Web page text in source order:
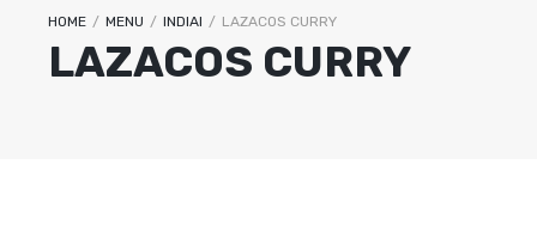
HOME / MENU / INDIAI / LAZACOS CURRY
LAZACOS CURRY